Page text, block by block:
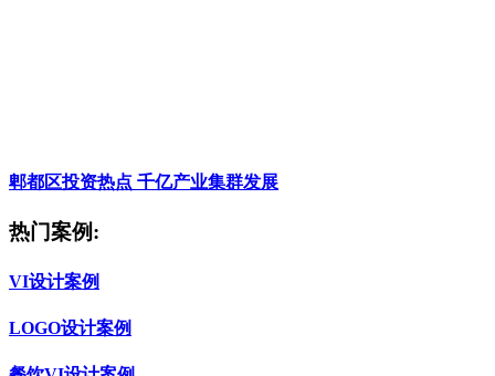
郫都区投资热点 千亿产业集群发展
热门案例:
VI设计案例
LOGO设计案例